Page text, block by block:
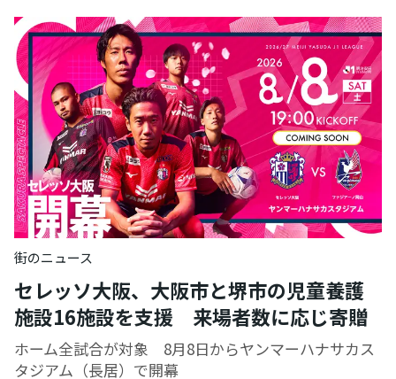
街のニュース
セレッソ大阪、大阪市と堺市の児童養護
施設16施設を支援 来場者数に応じ寄贈
ホーム全試合が対象 8月8日からヤンマーハナサカス
タジアム（長居）で開幕